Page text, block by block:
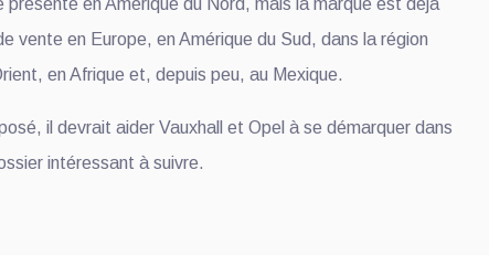
présente en Amérique du Nord, mais la marque est déjà
vente en Europe, en Amérique du Sud, dans la région
en Afrique et, depuis peu, au Mexique.
il devrait aider Vauxhall et Opel à se démarquer dans
intéressant à suivre.